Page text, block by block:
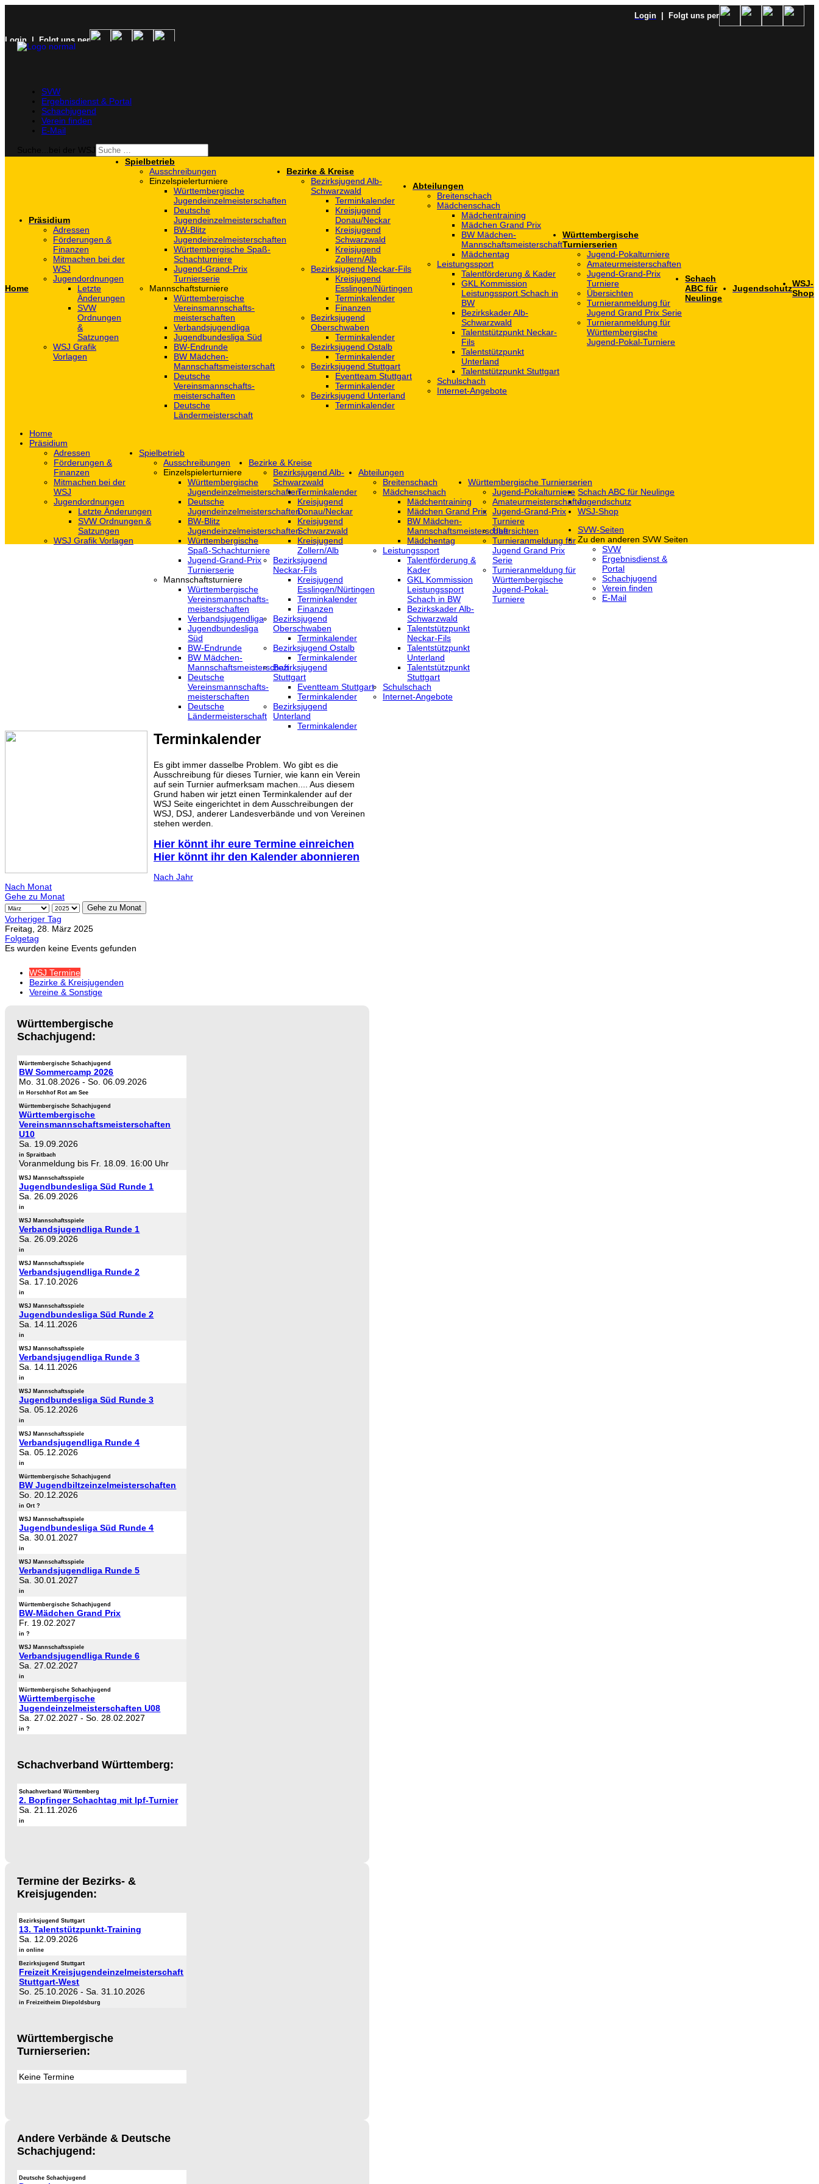
Login | Folgt uns per
Login | Folgt uns per
SVW
Ergebnisdienst & Portal
Schachjugend
Verein finden
E-Mail
Home
Präsidium
Adressen
Förderungen &
Finanzen
Mitmachen bei der
WSJ
Jugendordnungen
Letzte
Änderungen
SVW
Ordnungen
&
Satzungen
WSJ Grafik
Vorlagen
Spielbetrieb
Ausschreibungen
Einzelspielerturniere
Württembergische
Jugendeinzelmeisterschaften
Deutsche
Jugendeinzelmeisterschaften
BW-Blitz
Jugendeinzelmeisterschaften
Württembergische Spaß-
Schachturniere
Jugend-Grand-Prix
Turnierserie
Mannschaftsturniere
Württembergische
Vereinsmannschafts-
meisterschaften
Verbandsjugendliga
Jugendbundesliga Süd
BW-Endrunde
BW Mädchen-
Mannschaftsmeisterschaft
Deutsche
Vereinsmannschafts-
meisterschaften
Deutsche
Ländermeisterschaft
Bezirke & Kreise
Bezirksjugend Alb-
Schwarzwald
Terminkalender
Kreisjugend
Donau/Neckar
Kreisjugend
Schwarzwald
Kreisjugend
Zollern/Alb
Bezirksjugend Neckar-Fils
Kreisjugend
‎Esslingen/Nürtingen
Terminkalender
Finanzen
Bezirksjugend
Oberschwaben
Terminkalender
Bezirksjugend Ostalb
Terminkalender
Bezirksjugend Stuttgart
‎Eventteam Stuttgart
Terminkalender
Bezirksjugend Unterland
Terminkalender
Abteilungen
Breitenschach
Mädchenschach
Mädchentraining
Mädchen Grand Prix
BW Mädchen-
Mannschaftsmeisterschaft
Mädchentag
Leistungssport
Talentförderung & Kader
GKL Kommission
Leistungssport Schach in
BW
Bezirkskader Alb-
Schwarzwald
Talentstützpunkt Neckar-
Fils
Talentstützpunkt
Unterland
Talentstützpunkt Stuttgart
Schulschach
Internet-Angebote
Württembergische
Turnierserien
Jugend-Pokalturniere
Amateurmeisterschaften
Jugend-Grand-Prix
Turniere
Übersichten
Turnieranmeldung für
Jugend Grand Prix Serie
Turnieranmeldung für
Württembergische
Jugend-Pokal-Turniere
Schach
ABC für
Neulinge
JugendschutzWSJ-
Shop
Home
Präsidium
Adressen
Förderungen &
Finanzen
Mitmachen bei der
WSJ
Jugendordnungen
Letzte Änderungen
SVW Ordnungen &
Satzungen
WSJ Grafik Vorlagen
Spielbetrieb
Ausschreibungen
Einzelspielerturniere
Württembergische
Jugendeinzelmeisterschaften
Deutsche
Jugendeinzelmeisterschaften
BW-Blitz
Jugendeinzelmeisterschaften
Württembergische
Spaß-Schachturniere
Jugend-Grand-Prix
Turnierserie
Mannschaftsturniere
Württembergische
Vereinsmannschafts-
meisterschaften
Verbandsjugendliga
Jugendbundesliga
Süd
BW-Endrunde
BW Mädchen-
Mannschaftsmeisterschaft
Deutsche
Vereinsmannschafts-
meisterschaften
Deutsche
Ländermeisterschaft
Bezirke & Kreise
Bezirksjugend Alb-
Schwarzwald
Terminkalender
Kreisjugend
Donau/Neckar
Kreisjugend
Schwarzwald
Kreisjugend
Zollern/Alb
Bezirksjugend
Neckar-Fils
Kreisjugend
‎Esslingen/Nürtingen
Terminkalender
Finanzen
Bezirksjugend
Oberschwaben
Terminkalender
Bezirksjugend Ostalb
Terminkalender
Bezirksjugend
Stuttgart
‎Eventteam Stuttgart
Terminkalender
Bezirksjugend
Unterland
Terminkalender
Abteilungen
Breitenschach
Mädchenschach
Mädchentraining
Mädchen Grand Prix
BW Mädchen-
Mannschaftsmeisterschaft
Mädchentag
Leistungssport
Talentförderung &
Kader
GKL Kommission
Leistungssport
Schach in BW
Bezirkskader Alb-
Schwarzwald
Talentstützpunkt
Neckar-Fils
Talentstützpunkt
Unterland
Talentstützpunkt
Stuttgart
Schulschach
Internet-Angebote
Württembergische Turnierserien
Jugend-Pokalturniere
Amateurmeisterschaften
Jugend-Grand-Prix
Turniere
Übersichten
Turnieranmeldung für
Jugend Grand Prix
Serie
Turnieranmeldung für
Württembergische
Jugend-Pokal-
Turniere
Schach ABC für Neulinge
Jugendschutz
WSJ-Shop
SVW-Seiten
Zu den anderen SVW Seiten
SVW
Ergebnisdienst &
Portal
Schachjugend
Verein finden
E-Mail
Terminkalender
Es gibt immer dasselbe Problem. Wo gibt es die
Ausschreibung für dieses Turnier, wie kann ein Verein
auf sein Turnier aufmerksam machen.... Aus diesem
Grund haben wir jetzt einen Terminkalender auf der
WSJ Seite eingerichtet in dem Ausschreibungen der
WSJ, DSJ, anderer Landesverbände und von Vereinen
stehen werden.
Hier könnt ihr eure Termine einreichen
Hier könnt ihr den Kalender abonnieren
Nach Jahr
Nach Monat
Gehe zu Monat
Gehe zu Monat
Vorheriger Tag
Freitag, 28. März 2025
Folgetag
Es wurden keine Events gefunden
WSJ Termine
Bezirke & Kreisjugenden
Vereine & Sonstige
Württembergische
Schachjugend:
Württembergische Schachjugend
BW Sommercamp 2026
Mo. 31.08.2026 -So. 06.09.2026
in Horschhof Rot am See
Württembergische Schachjugend
Württembergische
Vereinsmannschaftsmeisterschaften
U10
Sa. 19.09.2026
in Spraitbach
Voranmeldung bis Fr. 18.09. 16:00 Uhr
WSJ Mannschaftsspiele
Jugendbundesliga Süd Runde 1
Sa. 26.09.2026
in
WSJ Mannschaftsspiele
Verbandsjugendliga Runde 1
Sa. 26.09.2026
in
WSJ Mannschaftsspiele
Verbandsjugendliga Runde 2
Sa. 17.10.2026
in
WSJ Mannschaftsspiele
Jugendbundesliga Süd Runde 2
Sa. 14.11.2026
in
WSJ Mannschaftsspiele
Verbandsjugendliga Runde 3
Sa. 14.11.2026
in
WSJ Mannschaftsspiele
Jugendbundesliga Süd Runde 3
Sa. 05.12.2026
in
WSJ Mannschaftsspiele
Verbandsjugendliga Runde 4
Sa. 05.12.2026
in
Württembergische Schachjugend
BW Jugendbiltzeinzelmeisterschaften
So. 20.12.2026
in Ort ?
WSJ Mannschaftsspiele
Jugendbundesliga Süd Runde 4
Sa. 30.01.2027
in
WSJ Mannschaftsspiele
Verbandsjugendliga Runde 5
Sa. 30.01.2027
in
Württembergische Schachjugend
BW-Mädchen Grand Prix
Fr. 19.02.2027
in ?
WSJ Mannschaftsspiele
Verbandsjugendliga Runde 6
Sa. 27.02.2027
in
Württembergische Schachjugend
Württembergische
Jugendeinzelmeisterschaften U08
Sa. 27.02.2027 -So. 28.02.2027
in ?
Schachverband Württemberg:
Schachverband Württemberg
2. Bopfinger Schachtag mit Ipf-Turnier
Sa. 21.11.2026
in
Termine der Bezirks- &
Kreisjugenden:
Bezirksjugend Stuttgart
13. Talentstützpunkt-Training
Sa. 12.09.2026
in online
Bezirksjugend Stuttgart
Freizeit Kreisjugendeinzelmeisterschaft
Stuttgart-West
So. 25.10.2026 -Sa. 31.10.2026
in Freizeitheim Diepoldsburg
Württembergische
Turnierserien:
Keine Termine
Andere Verbände & Deutsche
Schachjugend:
Deutsche Schachjugend